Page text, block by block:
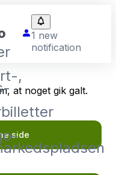
,
1 new
notification
at noget gik galt.
side